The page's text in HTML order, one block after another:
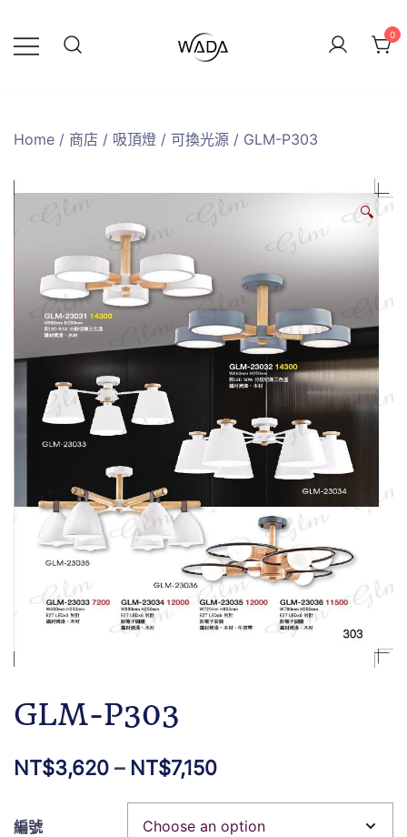
0
Home / 商店 / 吸頂燈 / 可換光源 / GLM-P303
🔍
GLM-P303
NT$3,620 – NT$7,150
編號